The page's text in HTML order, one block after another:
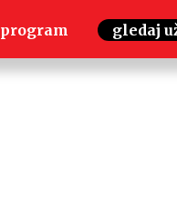
program gledaj